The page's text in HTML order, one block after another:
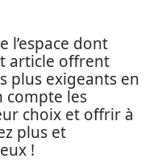
l’espace dont
article offrent
plus exigeants en
compte les
choix et offrir à
plus et
!